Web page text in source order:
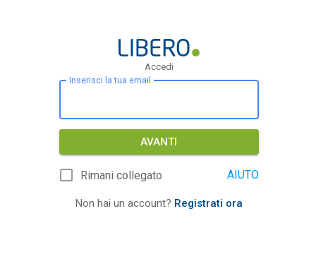
Accedi
Inserisci la tua email
AVANTI
Rimani collegato AIUTO
Non hai un account? Registrati ora